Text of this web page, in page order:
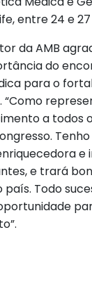
entre 24 e
da AMB
do
para o
“Como
a todos
e
e trará
país. Todo